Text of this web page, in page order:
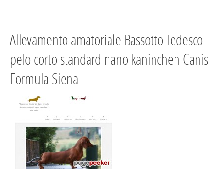
Allevamento amatoriale Bassotto Tedesco
pelo corto standard nano kaninchen Canis
Formula Siena